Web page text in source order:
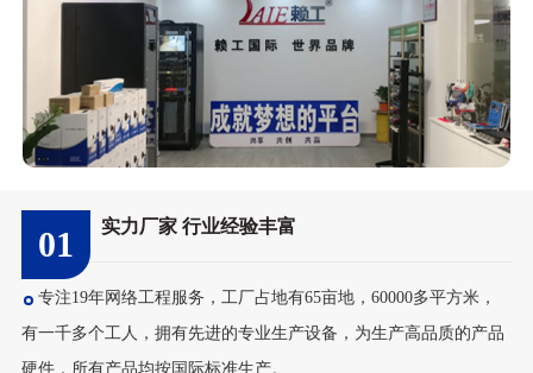
48芯室外单模铠装光...
01 实力厂家 行业经验丰富
专注19年网络工程服务，工厂占地有65亩地，60000多平方米，
有一千多个工人，拥有先进的专业生产设备，为生产高品质的产品
硬件，所有产品均按国际标准生产。